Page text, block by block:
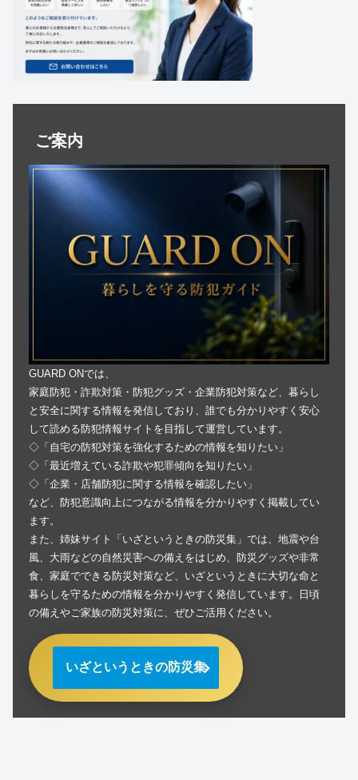
ご案内
GUARD ONでは、
家庭防犯・詐欺対策・防犯グッズ・企業防犯対策など、暮らし
と安全に関する情報を発信しており、誰でも分かりやすく安心
して読める防犯情報サイトを目指して運営しています。
◇「自宅の防犯対策を強化するための情報を知りたい」
◇「最近増えている詐欺や犯罪傾向を知りたい」
◇「企業・店舗防犯に関する情報を確認したい」
など、防犯意識向上につながる情報を分かりやすく掲載してい
ます。
また、姉妹サイト「いざというときの防災集」では、地震や台
風、大雨などの自然災害への備えをはじめ、防災グッズや非常
食、家庭でできる防災対策など、いざというときに大切な命と
暮らしを守るための情報を分かりやすく発信しています。日頃
の備えやご家族の防災対策に、ぜひご活用ください。
いざというときの防災集